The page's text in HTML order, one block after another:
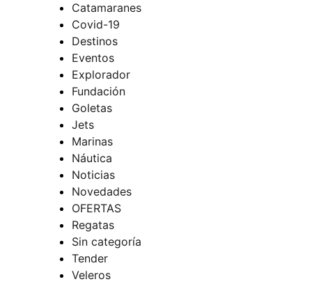
Catamaranes
Covid-19
Destinos
Eventos
Explorador
Fundación
Goletas
Jets
Marinas
Náutica
Noticias
Novedades
OFERTAS
Regatas
Sin categoría
Tender
Veleros